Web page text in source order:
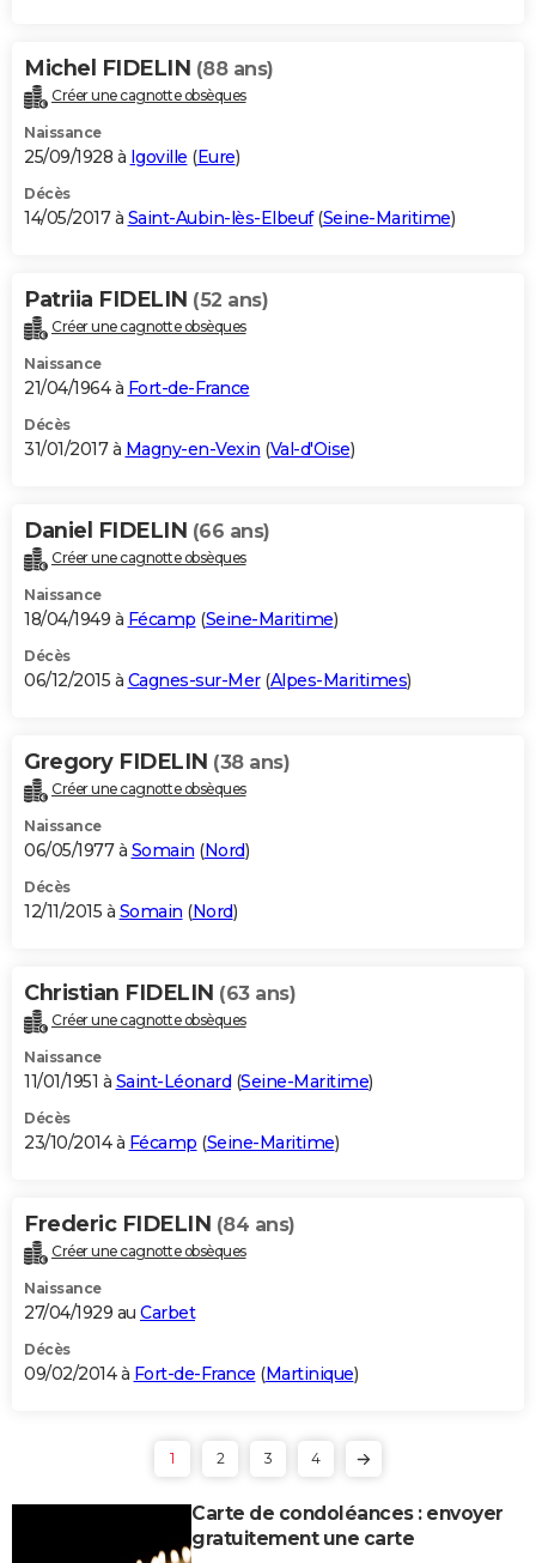
Michel FIDELIN (88 ans)
Créer une cagnotte obsèques
Naissance
25/09/1928 à Igoville (Eure)
Décès
14/05/2017 à Saint-Aubin-lès-Elbeuf(Seine-Maritime)
Patriia FIDELIN (52 ans)
Créer une cagnotte obsèques
Naissance
21/04/1964 à Fort-de-France
Décès
31/01/2017 à Magny-en-Vexin (Val-d'Oise)
Daniel FIDELIN (66 ans)
Créer une cagnotte obsèques
Naissance
18/04/1949 à Fécamp (Seine-Maritime)
Décès
06/12/2015 à Cagnes-sur-Mer(Alpes-Maritimes)
Gregory FIDELIN (38 ans)
Créer une cagnotte obsèques
Naissance
06/05/1977 à Somain (Nord)
Décès
12/11/2015 à Somain (Nord)
Christian FIDELIN (63 ans)
Créer une cagnotte obsèques
Naissance
11/01/1951 à Saint-Léonard (Seine-Maritime)
Décès
23/10/2014 à Fécamp (Seine-Maritime)
Frederic FIDELIN (84 ans)
Créer une cagnotte obsèques
Naissance
27/04/1929 au Carbet
Décès
09/02/2014 à Fort-de-France (Martinique)
1 2 3 4
Carte de condoléances : envoyer
gratuitement une carte